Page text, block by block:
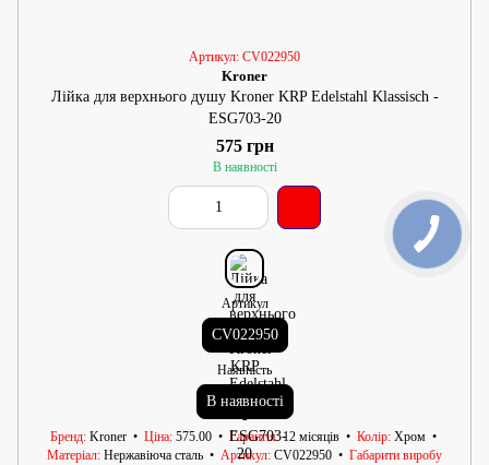
Артикул: CV022950
Kroner
Лійка для верхнього душу Kroner KRP Edelstahl Klassisch -
ESG703-20
575 грн
В наявності
Артикул
CV022950
Наявність
В наявності
Бренд Kroner Ціна 575.00 Гарантія 12 місяців Колір Хром
Матеріал Нержавіюча сталь Артикул CV022950
Габарити виробу